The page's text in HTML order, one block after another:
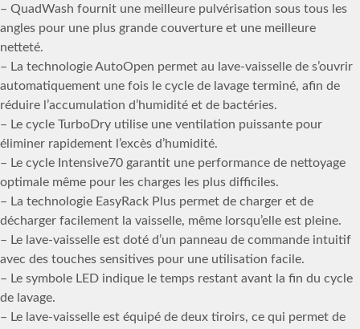
– QuadWash fournit une meilleure pulvérisation sous tous les
angles pour une plus grande couverture et une meilleure
netteté.
– La technologie AutoOpen permet au lave-vaisselle de s’ouvrir
automatiquement une fois le cycle de lavage terminé, afin de
réduire l’accumulation d’humidité et de bactéries.
– Le cycle TurboDry utilise une ventilation puissante pour
éliminer rapidement l’excès d’humidité.
– Le cycle Intensive70 garantit une performance de nettoyage
optimale même pour les charges les plus difficiles.
– La technologie EasyRack Plus permet de charger et de
décharger facilement la vaisselle, même lorsqu’elle est pleine.
– Le lave-vaisselle est doté d’un panneau de commande intuitif
avec des touches sensitives pour une utilisation facile.
– Le symbole LED indique le temps restant avant la fin du cycle
de lavage.
– Le lave-vaisselle est équipé de deux tiroirs, ce qui permet de